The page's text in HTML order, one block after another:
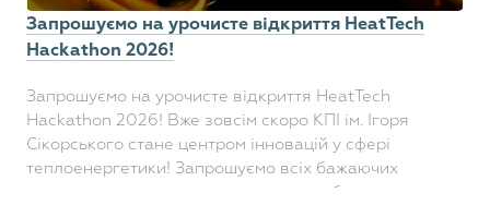
Запрошуємо на урочисте відкриття HeatTech
Hackathon 2026!
Запрошуємо на урочисте відкриття HeatTech
Hackathon 2026! Вже зовсім скоро КПІ ім. Ігоря
Сікорського стане центром інновацій у сфері
теплоенергетики! Запрошуємо всіх бажаючих
долучитися до старту нашого масштабного хакатону.